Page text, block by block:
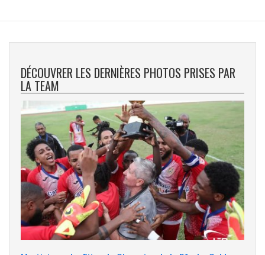
DÉCOUVRER LES DERNIÈRES PHOTOS PRISES PAR
LA TEAM